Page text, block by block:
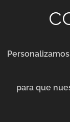
para que